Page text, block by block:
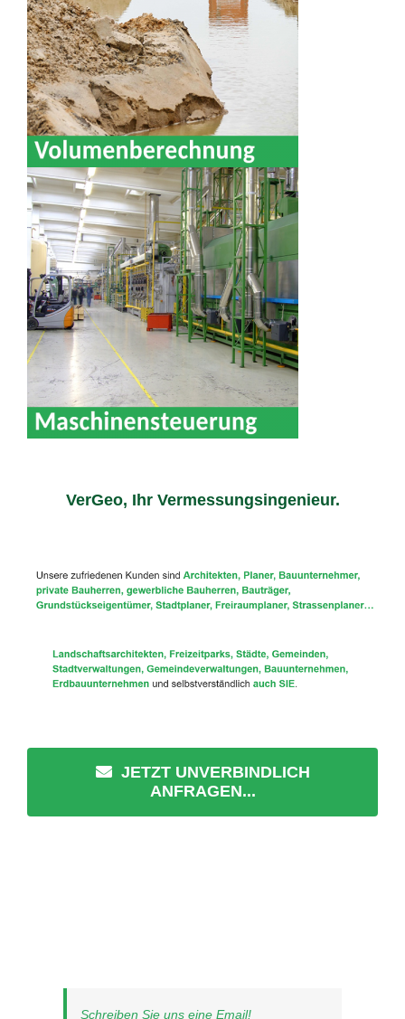
VerGeo, Ihr Vermessungsingenieur.
JETZT UNVERBINDLICH
ANFRAGEN...
Schreiben Sie uns eine Email!